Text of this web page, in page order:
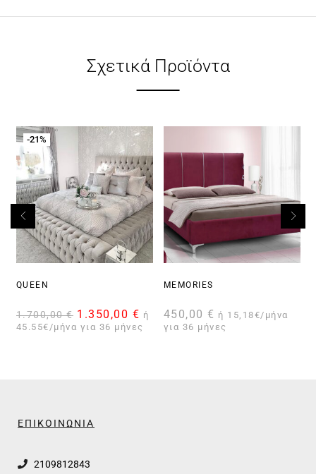
Σχετικά Προϊόντα
-21%
QUEEN
1.700,00€ 1.350,00 € ή
45.55€/μήνα για 36 μήνες
MEMORIES
450,00 € ή 15,18€/μήνα
για 36 μήνες
ΕΠΙΚΟΙΝΩΝΙΑ
2109812843